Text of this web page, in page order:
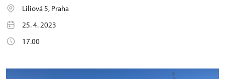
Liliová 5, Praha
25. 4. 2023
17.00